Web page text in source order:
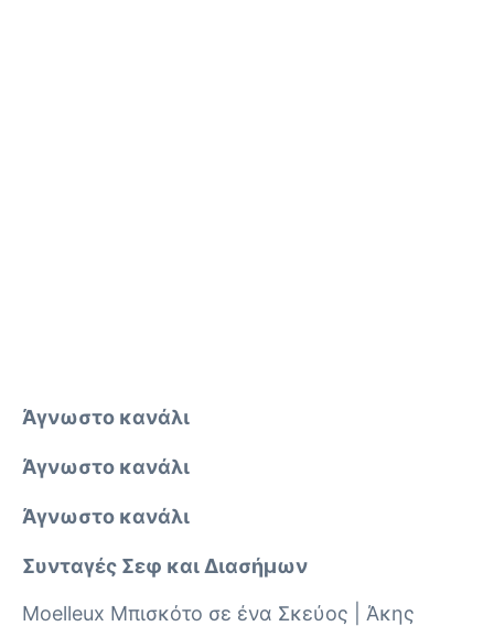
Άγνωστο κανάλι
Άγνωστο κανάλι
Άγνωστο κανάλι
Συνταγές Σεφ και Διασήμων
Moelleux Μπισκότο σε ένα Σκεύος | Άκης